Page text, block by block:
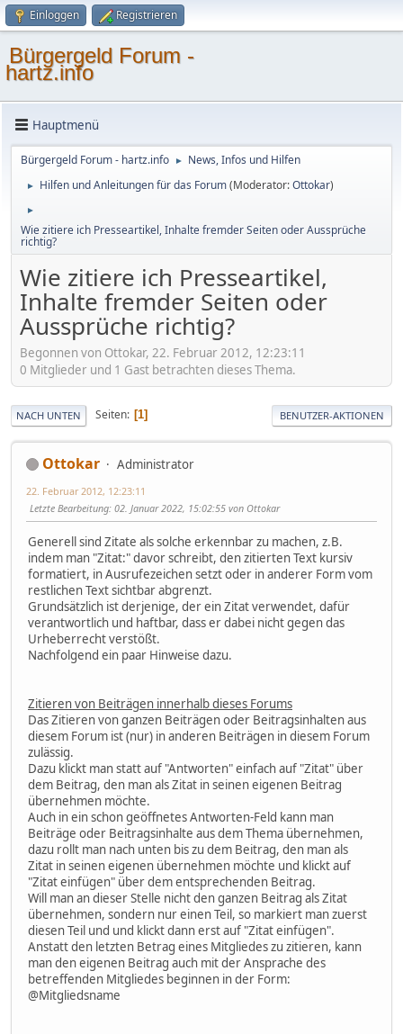
Einloggen Registrieren
Bürgergeld Forum -
hartz.info
Hauptmenü
Bürgergeld Forum - hartz.info ► News, Infos und Hilfen
► Hilfen und Anleitungen für das Forum(Moderator:Ottokar)
►
Wie zitiere ich Presseartikel, Inhalte fremder Seiten oder Aussprüche
richtig?
Wie zitiere ich Presseartikel,
Inhalte fremder Seiten oder
Aussprüche richtig?
Begonnen von Ottokar, 22. Februar 2012, 12:23:11
0 Mitglieder und 1 Gast betrachten dieses Thema.
NACH UNTEN Seiten 1 BENUTZER-AKTIONEN
Ottokar Administrator
22. Februar 2012, 12:23:11
Letzte Bearbeitung: 02. Januar 2022, 15:02:55 von Ottokar
Generell sind Zitate als solche erkennbar zu machen, z.B.
indem man "Zitat:" davor schreibt, den zitierten Text kursiv
formatiert, in Ausrufezeichen setzt oder in anderer Form vom
restlichen Text sichtbar abgrenzt.
Grundsätzlich ist derjenige, der ein Zitat verwendet, dafür
verantwortlich und haftbar, dass er dabei nicht gegen das
Urheberrecht verstößt.
Nachfolgend ein paar Hinweise dazu.
Zitieren von Beiträgen innerhalb dieses Forums
Das Zitieren von ganzen Beiträgen oder Beitragsinhalten aus
diesem Forum ist (nur) in anderen Beiträgen in diesem Forum
zulässig.
Dazu klickt man statt auf "Antworten" einfach auf "Zitat" über
dem Beitrag, den man als Zitat in seinen eigenen Beitrag
übernehmen möchte.
Auch in ein schon geöffnetes Antworten-Feld kann man
Beiträge oder Beitragsinhalte aus dem Thema übernehmen,
dazu rollt man nach unten bis zu dem Beitrag, den man als
Zitat in seinen eigenen übernehmen möchte und klickt auf
"Zitat einfügen" über dem entsprechenden Beitrag.
Will man an dieser Stelle nicht den ganzen Beitrag als Zitat
übernehmen, sondern nur einen Teil, so markiert man zuerst
diesen Teil und und klickt dann erst auf "Zitat einfügen".
Anstatt den letzten Betrag eines Mitgliedes zu zitieren, kann
man den eigenen Beitrag auch mit der Ansprache des
betreffenden Mitgliedes beginnen in der Form:
@Mitgliedsname